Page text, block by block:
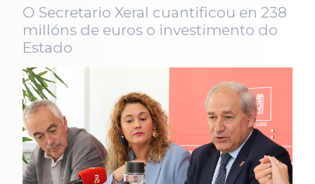
O Secretario Xeral cuantificou en 238
millóns de euros o investimento do
Estado